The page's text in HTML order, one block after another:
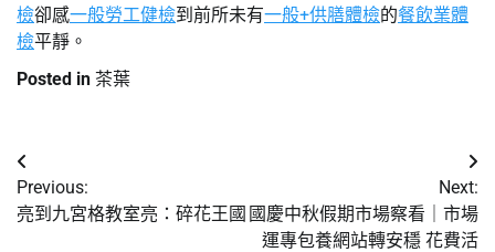
檢卻感一般勞工健檢到前所未有一般+供膳體檢的餐飲業體
檢平靜。
Posted in 茶葉
文
章
Previous:
亮到九宮格教室亮：碎花王國
Next:
國慶中秋假期市場察看｜市場
運專包養網站轉安穩 花費活